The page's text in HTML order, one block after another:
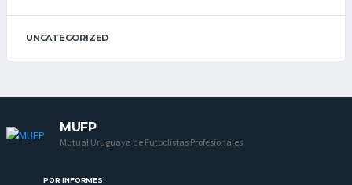
UNCATEGORIZED
MUFP
Mutual Uruguaya de Futbolistas Profesionales
POR INFORMES